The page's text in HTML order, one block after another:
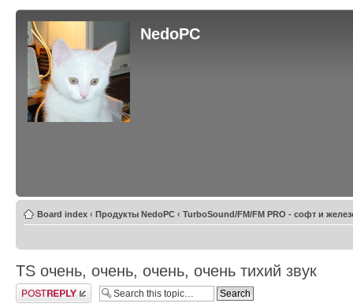
NedoPC
Board index ‹ Продукты NedoPC ‹ TurboSound/FM/FM PRO - софт и
TS очень, очень, очень, очень тихий звук
Post a reply